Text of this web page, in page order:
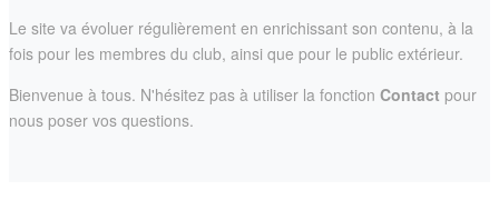
Le site va évoluer régulièrement en enrichissant son contenu, à la
fois pour les membres du club, ainsi que pour le public extérieur.
Bienvenue à tous. N'hésitez pas à utiliser la fonction Contact pour
nous poser vos questions.